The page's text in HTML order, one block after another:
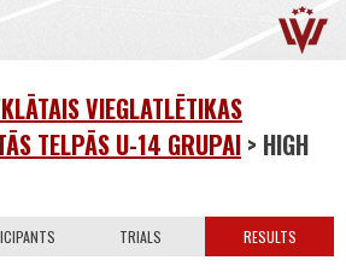
VIEGLATLĒTIKAS
TELPĀS U-14 GRUPAI > HIGH
TRIALS RESULTS